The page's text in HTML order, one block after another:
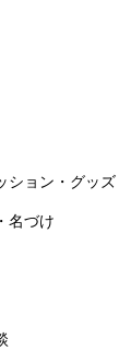
ション・グッズ
名づけ